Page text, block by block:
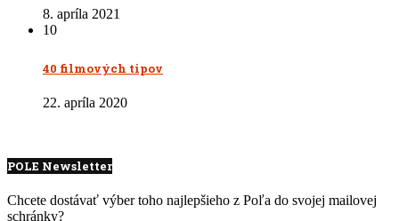
8. apríla 2021
10
40 filmových tipov
22. apríla 2020
POLE Newsletter
Chcete dostávať výber toho najlepšieho z Poľa do svojej mailovej
schránky?